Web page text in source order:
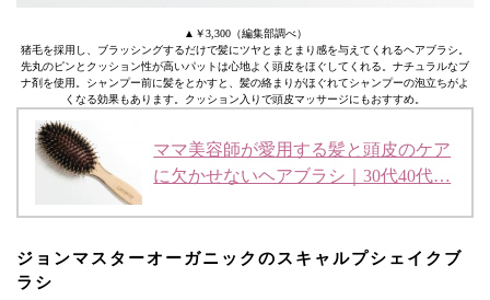
▲￥3,300（編集部調べ）
猪毛を採用し、ブラッシングするだけで髪にツヤとまとまり感を与えてくれるヘアブラシ。
先丸のピンとクッション性が高いパットは心地よく頭皮をほぐしてくれる。ナチュラルなブ
ナ剤を使用。シャンプー前に髪をとかすと、髪の絡まりがほぐれてシャンプーの泡立ちがよ
くなる効果もあります。クッション入りで頭皮マッサージにもおすすめ。
ママ美容師が愛用する髪と頭皮のケア
に欠かせないヘアブラシ｜30代40代…
ジョンマスターオーガニックのスキャルプシェイクブ
ラシ